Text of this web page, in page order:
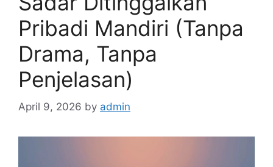
Pribadi Mandiri (Tanpa
Drama, Tanpa
Penjelasan)
April 9, 2026 by admin